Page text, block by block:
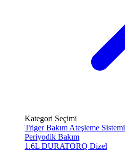
Kategori Seçimi
Triger Bakım Ateşleme Sistemi
Periyodik Bakım
1.6L DURATORQ Dizel